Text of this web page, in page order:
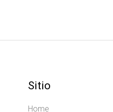
Sitio
Home